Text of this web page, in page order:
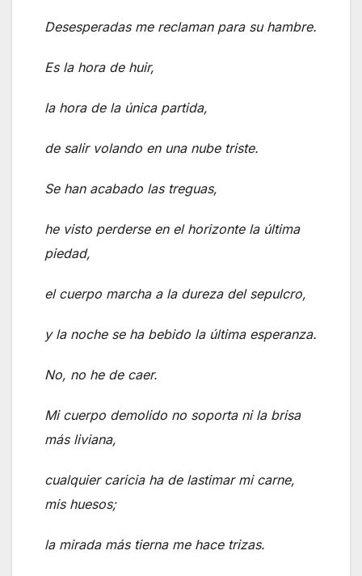
Desesperadas me reclaman para su hambre.
Es la hora de huir,
la hora de la única partida,
de salir volando en una nube triste.
Se han acabado las treguas,
he visto perderse en el horizonte la última
piedad,
el cuerpo marcha a la dureza del sepulcro,
y la noche se ha bebido la última esperanza.
No, no he de caer.
Mi cuerpo demolido no soporta ni la brisa
más liviana,
cualquier caricia ha de lastimar mi carne,
mis huesos;
la mirada más tierna me hace trizas.